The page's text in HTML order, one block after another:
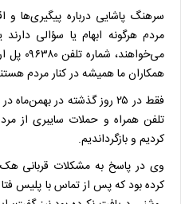
سرهنگ پاشایی درباره پیگیری‌ها و
مردم هرگونه ابهام یا سؤالی
همکاران ما همیشه در کنار مردم
تلفن همراه و حملات سایبری از
کردیم و بازگرداندیم.
وی در پاسخ به مشکلات قربانی
کرده بود که پس از تماس با پلیس